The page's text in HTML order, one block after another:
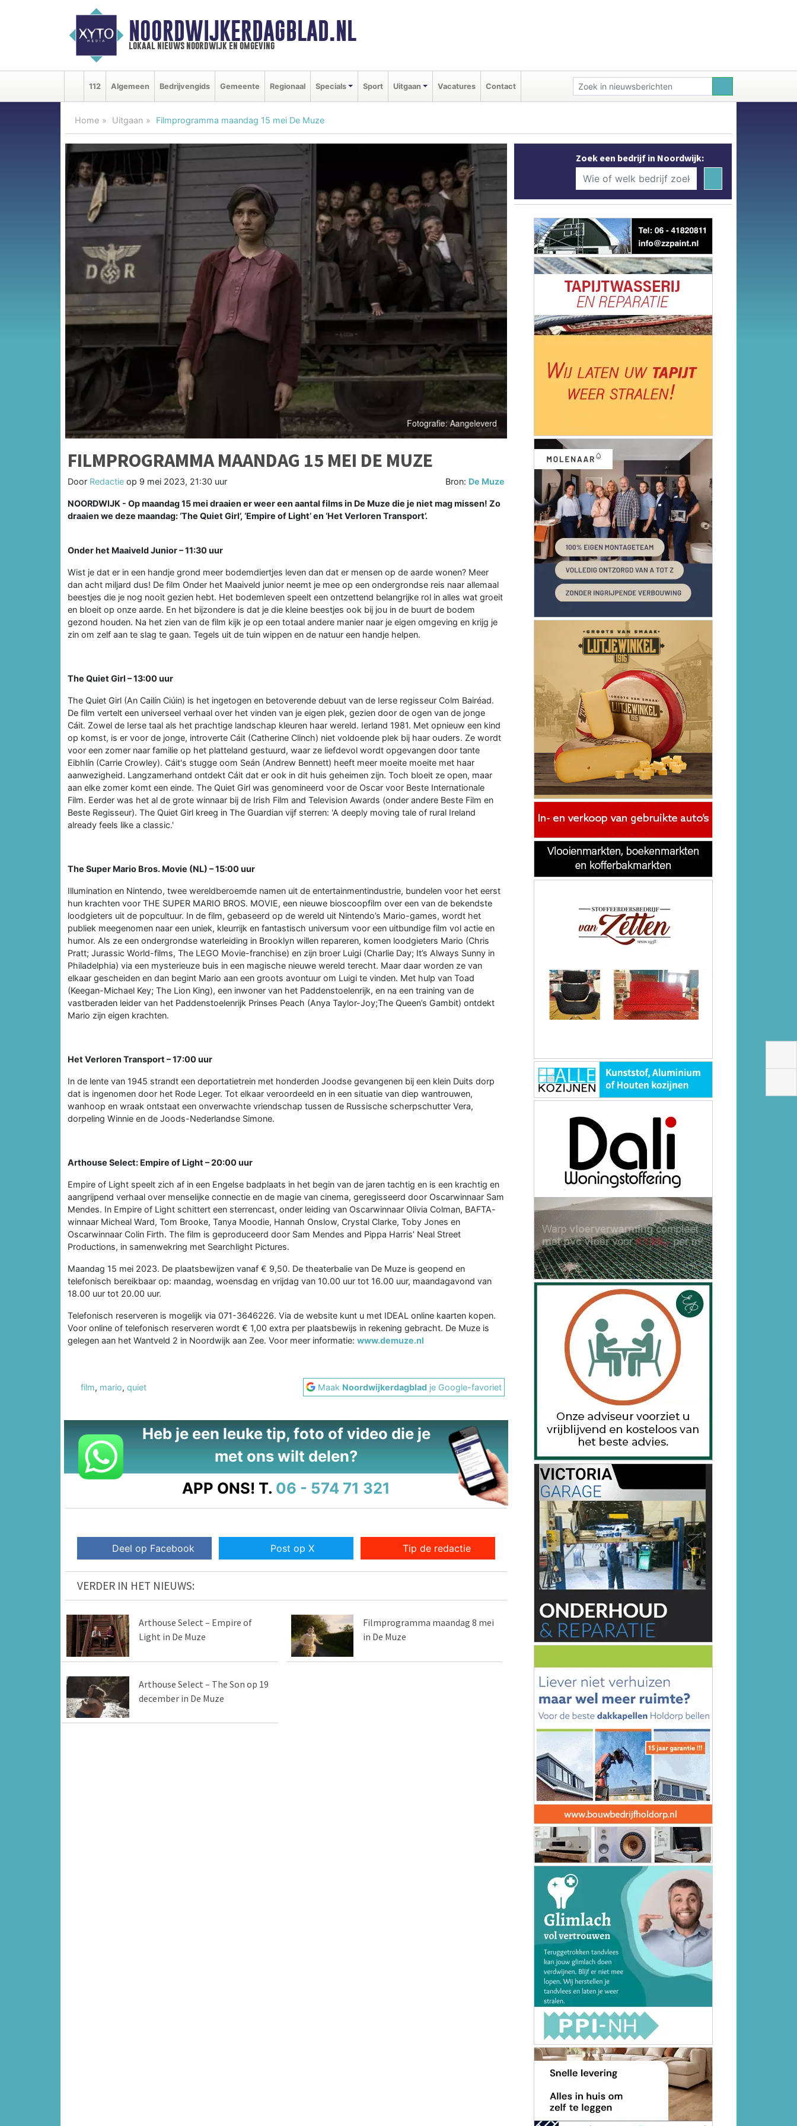
NOORDWIJKERDAGBLAD.NL
lokaal nieuws noordwijk en omgeving
112 Algemeen Bedrijvengids Gemeente Regionaal Specials Sport Uitgaan Vacatures Contact
Home Uitgaan Filmprogramma maandag 15 mei De Muze
FILMPROGRAMMA MAANDAG 15 MEI DE MUZE
Door Redactie op 9 mei 2023, 21:30 uur Bron: De Muze
NOORDWIJK - Op maandag 15 mei draaien er weer een aantal films in De Muze die je niet mag missen! Zo
draaien we deze maandag: ‘The Quiet Girl’, ‘Empire of Light’ en ‘Het Verloren Transport’.
Onder het Maaiveld Junior – 11:30 uur
Wist je dat er in een handje grond meer bodemdiertjes leven dan dat er mensen op de aarde wonen? Meer
dan acht miljard dus! De film Onder het Maaiveld junior neemt je mee op een ondergrondse reis naar allemaal
beestjes die je nog nooit gezien hebt. Het bodemleven speelt een ontzettend belangrijke rol in alles wat groeit
en bloeit op onze aarde. En het bijzondere is dat je die kleine beestjes ook bij jou in de buurt de bodem
gezond houden. Na het zien van de film kijk je op een totaal andere manier naar je eigen omgeving en krijg je
zin om zelf aan te slag te gaan. Tegels uit de tuin wippen en de natuur een handje helpen.
The Quiet Girl – 13:00 uur
The Quiet Girl (An Cailín Ciúin) is het ingetogen en betoverende debuut van de Ierse regisseur Colm Bairéad.
De film vertelt een universeel verhaal over het vinden van je eigen plek, gezien door de ogen van de jonge
Cáit. Zowel de Ierse taal als het prachtige landschap kleuren haar wereld. Ierland 1981. Met opnieuw een kind
op komst, is er voor de jonge, introverte Cáit (Catherine Clinch) niet voldoende plek bij haar ouders. Ze wordt
voor een zomer naar familie op het platteland gestuurd, waar ze liefdevol wordt opgevangen door tante
Eibhlín (Carrie Crowley). Cáit's stugge oom Seán (Andrew Bennett) heeft meer moeite moeite met haar
aanwezigheid. Langzamerhand ontdekt Cáit dat er ook in dit huis geheimen zijn. Toch bloeit ze open, maar
aan elke zomer komt een einde. The Quiet Girl was genomineerd voor de Oscar voor Beste Internationale
Film. Eerder was het al de grote winnaar bij de Irish Film and Television Awards (onder andere Beste Film en
Beste Regisseur). The Quiet Girl kreeg in The Guardian vijf sterren: 'A deeply moving tale of rural Ireland
already feels like a classic.'
The Super Mario Bros. Movie (NL) – 15:00 uur
Illumination en Nintendo, twee wereldberoemde namen uit de entertainmentindustrie, bundelen voor het eerst
hun krachten voor THE SUPER MARIO BROS. MOVIE, een nieuwe bioscoopfilm over een van de bekendste
loodgieters uit de popcultuur. In de film, gebaseerd op de wereld uit Nintendo’s Mario-games, wordt het
publiek meegenomen naar een uniek, kleurrijk en fantastisch universum voor een uitbundige film vol actie en
humor. Als ze een ondergrondse waterleiding in Brooklyn willen repareren, komen loodgieters Mario (Chris
Pratt; Jurassic World-films, The LEGO Movie-franchise) en zijn broer Luigi (Charlie Day; It’s Always Sunny in
Philadelphia) via een mysterieuze buis in een magische nieuwe wereld terecht. Maar daar worden ze van
elkaar gescheiden en dan begint Mario aan een groots avontuur om Luigi te vinden. Met hulp van Toad
(Keegan-Michael Key; The Lion King), een inwoner van het Paddenstoelenrijk, en na een training van de
vastberaden leider van het Paddenstoelenrijk Prinses Peach (Anya Taylor-Joy;The Queen’s Gambit) ontdekt
Mario zijn eigen krachten.
Het Verloren Transport – 17:00 uur
In de lente van 1945 strandt een deportatietrein met honderden Joodse gevangenen bij een klein Duits dorp
dat is ingenomen door het Rode Leger. Tot elkaar veroordeeld en in een situatie van diep wantrouwen,
wanhoop en wraak ontstaat een onverwachte vriendschap tussen de Russische scherpschutter Vera,
dorpeling Winnie en de Joods-Nederlandse Simone.
Arthouse Select: Empire of Light – 20:00 uur
Empire of Light speelt zich af in een Engelse badplaats in het begin van de jaren tachtig en is een krachtig en
aangrijpend verhaal over menselijke connectie en de magie van cinema, geregisseerd door Oscarwinnaar Sam
Mendes. In Empire of Light schittert een sterrencast, onder leiding van Oscarwinnaar Olivia Colman, BAFTA-
winnaar Micheal Ward, Tom Brooke, Tanya Moodie, Hannah Onslow, Crystal Clarke, Toby Jones en
Oscarwinnaar Colin Firth. The film is geproduceerd door Sam Mendes and Pippa Harris’ Neal Street
Productions, in samenwekring met Searchlight Pictures.
Maandag 15 mei 2023. De plaatsbewijzen vanaf € 9,50. De theaterbalie van De Muze is geopend en
telefonisch bereikbaar op: maandag, woensdag en vrijdag van 10.00 uur tot 16.00 uur, maandagavond van
18.00 uur tot 20.00 uur.
Telefonisch reserveren is mogelijk via 071-3646226. Via de website kunt u met IDEAL online kaarten kopen.
Voor online of telefonisch reserveren wordt € 1,00 extra per plaatsbewijs in rekening gebracht. De Muze is
gelegen aan het Wantveld 2 in Noordwijk aan Zee. Voor meer informatie: www.demuze.nl
film, mario, quiet Maak Noordwijkerdagblad je Google-favoriet
Heb je een leuke tip, foto of video die je
met ons wilt delen?
APP ONS! T. 06 - 574 71 321
Deel op Facebook Post op X Tip de redactie
VERDER IN HET NIEUWS:
Arthouse Select – Empire of
Light in De Muze
Filmprogramma maandag 8 mei
in De Muze
Arthouse Select – The Son op 19
december in De Muze
Zoek een bedrijf in Noordwijk: